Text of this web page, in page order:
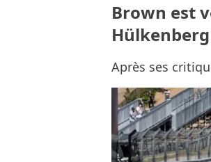
Brown est
Hülkenberg
Après ses